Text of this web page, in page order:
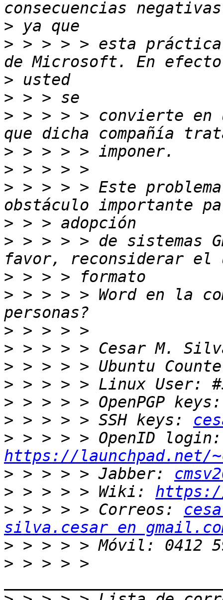
>
> > > > > esta
>
>
> > > > > convierte en
>
>
> > > > > Este
>
> > > > > de sistemas
>
> > > > > Word en la
>
>
>
>
>
> > > > > SSH keys:
>
https://launchpad.net/
> > > > > Jabber:
> > > > > Wiki:
> > > > > Correos:
silva.cesar en
>
> > > > >